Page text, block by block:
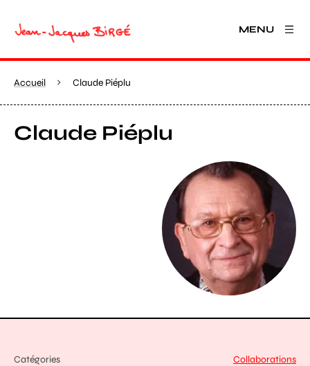
MENU
Accueil Claude Piéplu
Claude Piéplu
Agrandir
Catégories Collaborations